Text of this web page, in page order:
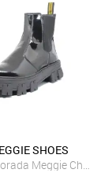
SHOES
Meggie